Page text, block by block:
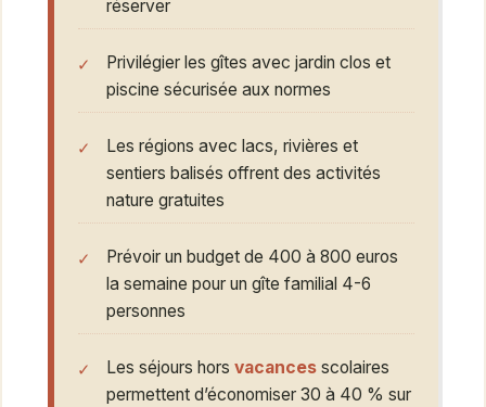
réserver
Privilégier les gîtes avec jardin clos et
piscine sécurisée aux normes
Les régions avec lacs, rivières et
sentiers balisés offrent des activités
nature gratuites
Prévoir un budget de 400 à 800 euros
la semaine pour un gîte familial 4-6
personnes
Les séjours hors vacances scolaires
permettent d’économiser 30 à 40 % sur